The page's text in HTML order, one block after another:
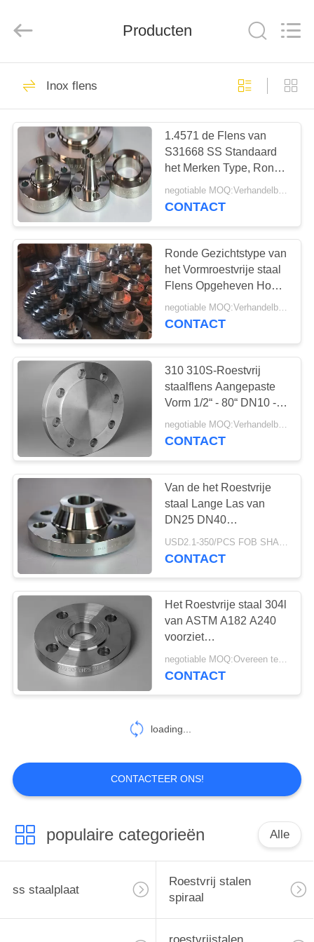
HUIS
PRODUCTEN
ONGEVEER
ONS
FABRIEKSREIS
KWALITEITSCONTROLE
CONTACTEER
ONS
VERZOEK
CITAAT
SITEMAP
PRIVACY
POLICY
Ltd..
ss staalplaat
Roestvrij stalen
spiraal
33
Roestvast stalen
pijp
roestvrijstalen
hulpstukken
roestvrij staal bar
15
Producten
Inox flens
1.4571 de Flens van
S31668 SS Standaard
het Merken Type, Ronde
de Plaatflens van het
Vormroestvrije staal
negotiable MOQ:Verhandelbaar
CONTACT
Ronde Gezichtstype van
het Vormroestvrije staal
Flens Opgeheven Hoge
Hardheidsastm Norm
negotiable MOQ:Verhandelbaar
CONTACT
310 310S-Roestvrij
staalflens Aangepaste
Vorm 1/2“ - 80“ DN10 -
DN2000-Groottewaaier
negotiable MOQ:Verhandelbaar
CONTACT
Van de het Roestvrije
staal Lange Las van
DN25 DN40
Automobiele 316L de
Halsflens
CONTACT
Het Roestvrije staal 304l
van ASTM A182 A240
voorziet
Corrosiebestendige van
een flens de Koppeling
negotiable MOQ:Overeen te komen
CONTACT
loading...
CONTACTEER ONS!
populaire categorieën Alle
ss staalplaat
Roestvrij stalen
spiraal